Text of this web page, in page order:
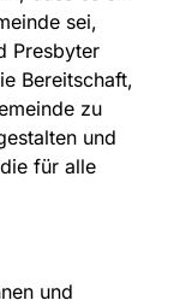
sei,
Presbyter
Bereitschaft,
zu
und
für alle
und